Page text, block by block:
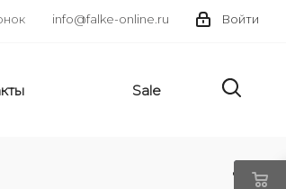
Войти
info@falke-online.ru
Sale